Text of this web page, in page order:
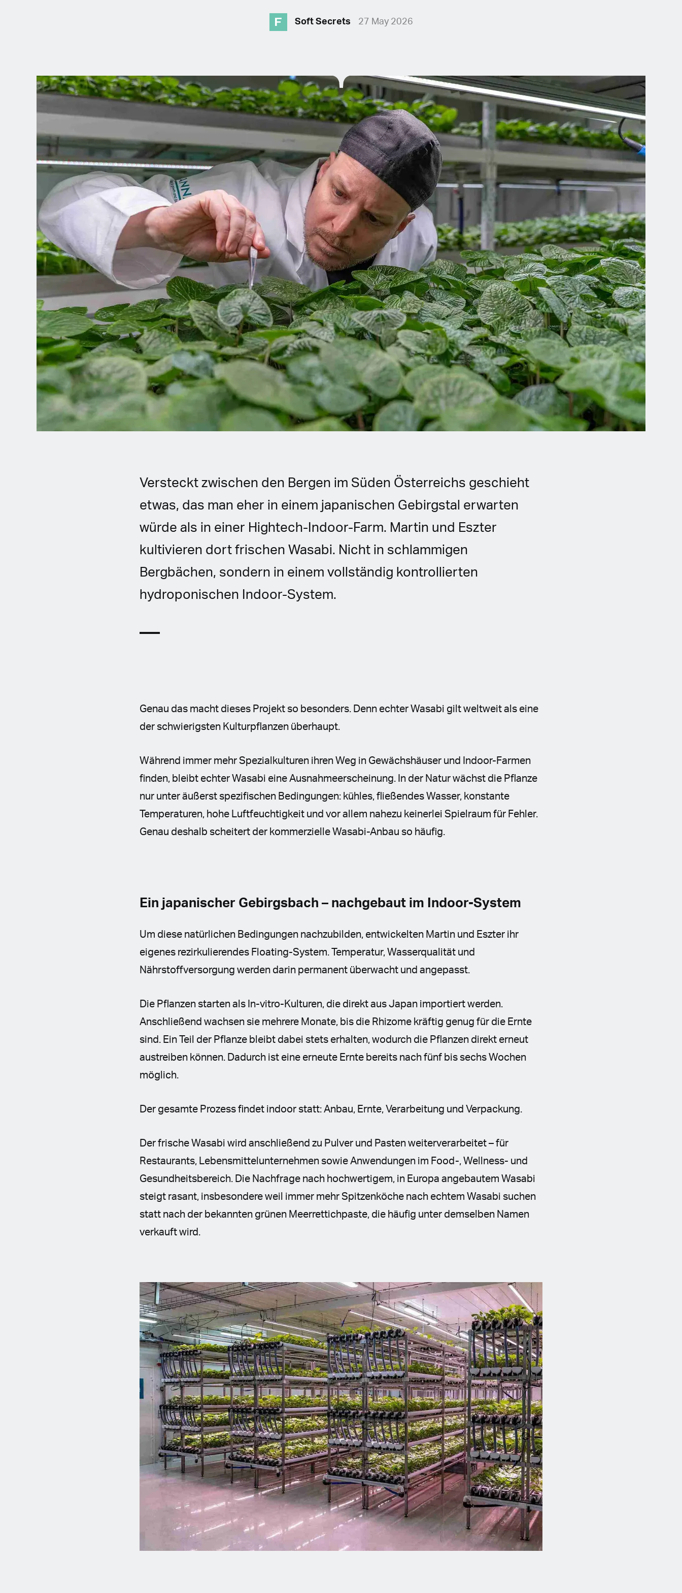
IHRE POSITION
Dutch
English (United Kingdom)
English (United States)
Spanish (Spain)
Spanish (Latin America)
German
French
Italian
Czech
Polish
F Soft Secrets 27 May 2026
Versteckt zwischen den Bergen im Süden Österreichs geschieht
etwas, das man eher in einem japanischen Gebirgstal erwarten
würde als in einer Hightech-Indoor-Farm. Martin und Eszter
kultivieren dort frischen Wasabi. Nicht in schlammigen
Bergbächen, sondern in einem vollständig kontrollierten
hydroponischen Indoor-System.
Genau das macht dieses Projekt so besonders. Denn echter Wasabi gilt weltweit als eine
der schwierigsten Kulturpflanzen überhaupt.
Während immer mehr Spezialkulturen ihren Weg in Gewächshäuser und Indoor-Farmen
finden, bleibt echter Wasabi eine Ausnahmeerscheinung. In der Natur wächst die Pflanze
nur unter äußerst spezifischen Bedingungen: kühles, fließendes Wasser, konstante
Temperaturen, hohe Luftfeuchtigkeit und vor allem nahezu keinerlei Spielraum für Fehler.
Genau deshalb scheitert der kommerzielle Wasabi-Anbau so häufig.
Ein japanischer Gebirgsbach – nachgebaut im Indoor-System
Um diese natürlichen Bedingungen nachzubilden, entwickelten Martin und Eszter ihr
eigenes rezirkulierendes Floating-System. Temperatur, Wasserqualität und
Nährstoffversorgung werden darin permanent überwacht und angepasst.
Die Pflanzen starten als In-vitro-Kulturen, die direkt aus Japan importiert werden.
Anschließend wachsen sie mehrere Monate, bis die Rhizome kräftig genug für die Ernte
sind. Ein Teil der Pflanze bleibt dabei stets erhalten, wodurch die Pflanzen direkt erneut
austreiben können. Dadurch ist eine erneute Ernte bereits nach fünf bis sechs Wochen
möglich.
Der gesamte Prozess findet indoor statt: Anbau, Ernte, Verarbeitung und Verpackung.
Der frische Wasabi wird anschließend zu Pulver und Pasten weiterverarbeitet – für
Restaurants, Lebensmittelunternehmen sowie Anwendungen im Food-, Wellness- und
Gesundheitsbereich. Die Nachfrage nach hochwertigem, in Europa angebautem Wasabi
steigt rasant, insbesondere weil immer mehr Spitzenköche nach echtem Wasabi suchen
statt nach der bekannten grünen Meerrettichpaste, die häufig unter demselben Namen
verkauft wird.